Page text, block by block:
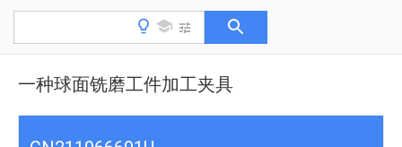
一种球面铣磨工件加工夹具